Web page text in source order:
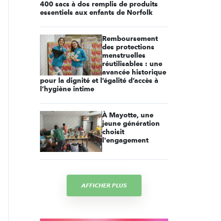
400 sacs à dos remplis de produits
essentiels aux enfants de Norfolk
Remboursement
des protections
menstruelles
réutilisables : une
avancée historique
pour la dignité et l’égalité d’accès à
l’hygiène intime
À Mayotte, une
jeune génération
choisit
l'engagement
AFFICHER PLUS